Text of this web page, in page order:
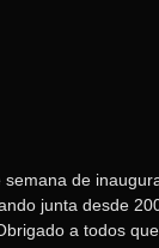
de
junta desde
a todos